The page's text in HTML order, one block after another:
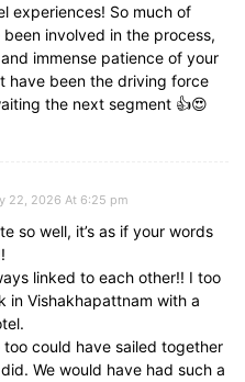
experiences! So much of
involved in the process,
immense patience of your
have been the driving force
the next segment 👍😍
22, 2026 At 6:25 pm
so well, it’s as if your words
linked to each other!! I too
in Vishakhapattnam with a
too could have sailed together
We would have had such a